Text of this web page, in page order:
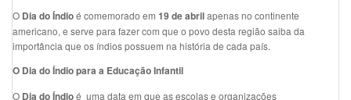
O Dia do Índioé comemorado em 19 de abrilapenas no continente
americano, e serve para fazer com que o povo desta região saiba da
importância que os índios possuem na história de cada país.
O Dia do Índio para a Educação Infantil
O Dia do Índioé uma data em que as escolas e organizações